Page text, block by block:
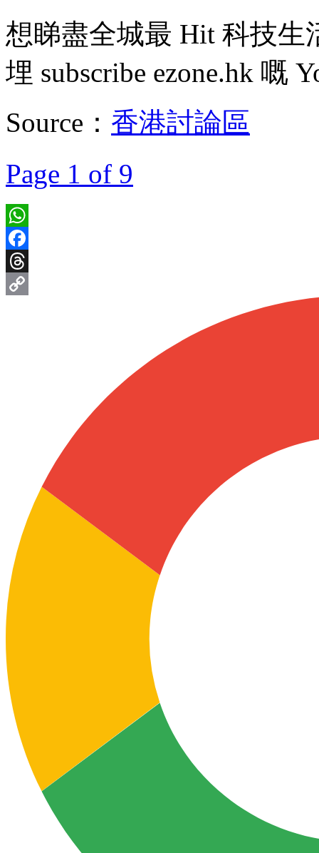
想睇盡全城最 Hit 科技生
埋 subscribe ezone.hk 嘅
Source： 香港討論區
Page 1 of 9
WhatsApp
Facebook
Threads